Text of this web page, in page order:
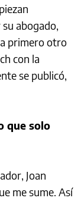
abogado,
primero otro
con la
se publicó,
que solo
Joan
me sume. Así